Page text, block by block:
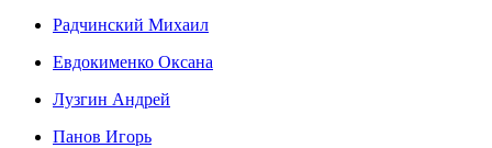
Радчинский Михаил
Евдокименко Оксана
Лузгин Андрей
Панов Игорь